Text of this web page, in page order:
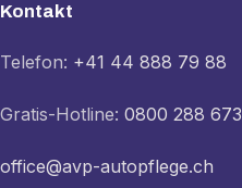
Kontakt
Telefon: +41 44 888 79 88
Gratis-Hotline: 0800 288 673
office@avp-autopflege.ch